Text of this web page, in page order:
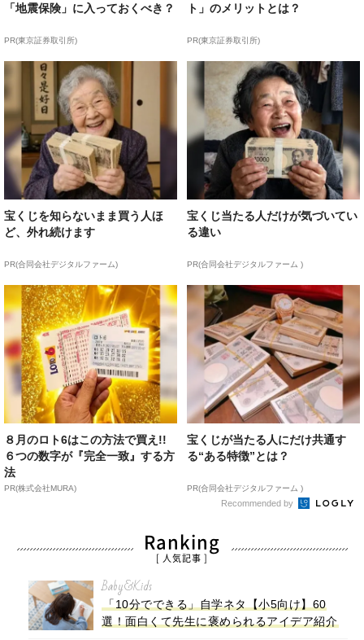
「地震保険」に入っておくべき？
PR(東京証券取引所)
ト」のメリットとは？
PR(東京証券取引所)
宝くじを知らないまま買う人ほ
ど、外れ続けます
PR(合同会社デジタルファーム)
宝くじ当たる人だけが気づいてい
る違い
PR(合同会社デジタルファーム )
８月のロト6はこの方法で買え!!
６つの数字が『完全一致』する方
法
PR(株式会社MURA)
宝くじが当たる人にだけ共通す
る“ある特徴”とは？
PR(合同会社デジタルファーム )
Recommended by
Ranking
[ 人気記事 ]
Baby&Kids
「10分でできる」自学ネタ【小5向け】60
選！面白くて先生に褒められるアイデア紹介